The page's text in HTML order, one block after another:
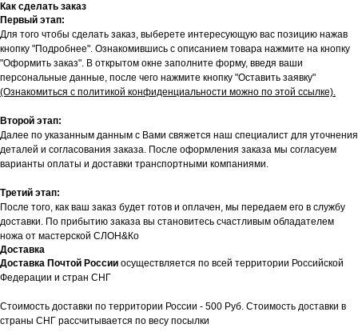
Как сделать заказ
Первый этап:
Для того чтобы сделать заказ, выберете интересующую вас позицию нажав
кнопку "Подробнее". Ознакомившись с описанием товара нажмите на кнопку
"Оформить заказ". В открытом окне заполните форму, введя ваши
персональные данные, после чего нажмите кнопку "Оставить заявку"
(Ознакомиться с политикой конфиденциальности можно по этой ссылке).
Второй этап:
Далее по указанным данным с Вами свяжется наш специалист для уточнения
деталей и согласования заказа. После оформления заказа мы согласуем
варианты оплаты и доставки транспортными компаниями.
Третий этап:
После того, как ваш заказ будет готов и оплачен, мы передаем его в службу
доставки. По прибытию заказа вы становитесь счастливым обладателем
ножа от мастерской СЛОН&Ко
Доставка
Доставка Почтой России осуществляется по всей территории Российской
Федерации и стран СНГ
Стоимость доставки по территории России - 500 Руб. Стоимость доставки в
страны СНГ рассчитывается по весу посылки